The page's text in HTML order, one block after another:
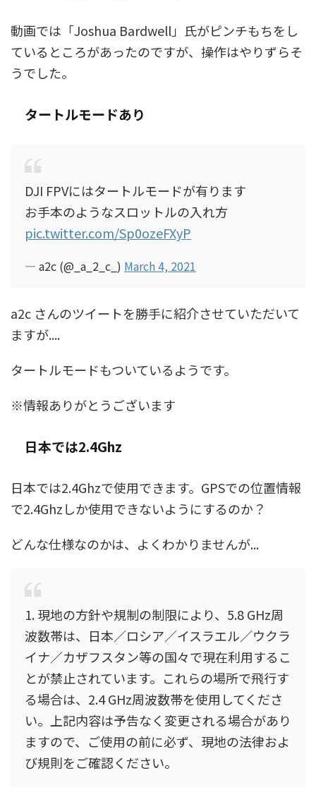
動画では「Joshua Bardwell」氏がピンチもちをし
ているところがあったのですが、操作はやりずらそ
うでした。
タートルモードあり
DJI FPVにはタートルモードが有ります
お手本のようなスロットルの入れ方
pic.twitter.com/Sp0ozeFXyP
— a2c (@_a_2_c_) March 4, 2021
a2c さんのツイートを勝手に紹介させていただいて
ますが....
タートルモードもついているようです。
※情報ありがとうございます
日本では2.4Ghz
日本では2.4Ghzで使用できます。GPSでの位置情報
で2.4Ghzしか使用できないようにするのか？
どんな仕様なのかは、よくわかりませんが...
1. 現地の方針や規制の制限により、5.8 GHz周
波数帯は、日本／ロシア／イスラエル／ウクラ
イナ／カザフスタン等の国々で現在利用するこ
とが禁止されています。これらの場所で飛行す
る場合は、2.4 GHz周波数帯を使用してくださ
い。上記内容は予告なく変更される場合があり
ますので、ご使用の前に必ず、現地の法律およ
び規則をご確認ください。